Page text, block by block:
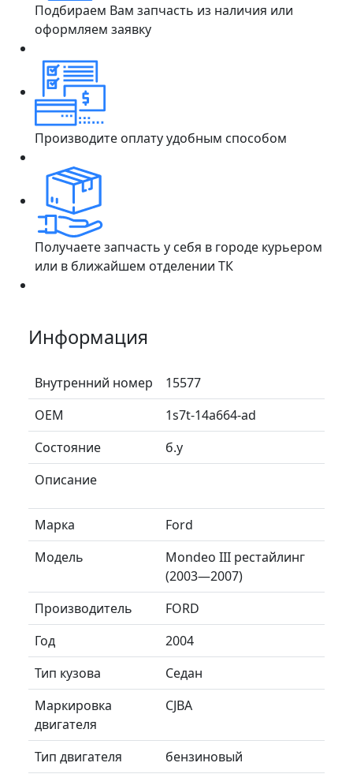
Подбираем Вам запчасть из наличия или
оформляем заявку
Производите оплату удобным способом
Получаете запчасть у себя в городе курьером
или в ближайшем отделении ТК
Информация
Внутренний номер
15577
ОЕМ
1s7t-14a664-ad
Состояние
б.у
Описание
Марка
Ford
Модель
Mondeo III рестайлинг
(2003—2007)
Производитель
FORD
Год
2004
Тип кузова
Седан
Маркировка
двигателя
CJBA
Тип двигателя
бензиновый